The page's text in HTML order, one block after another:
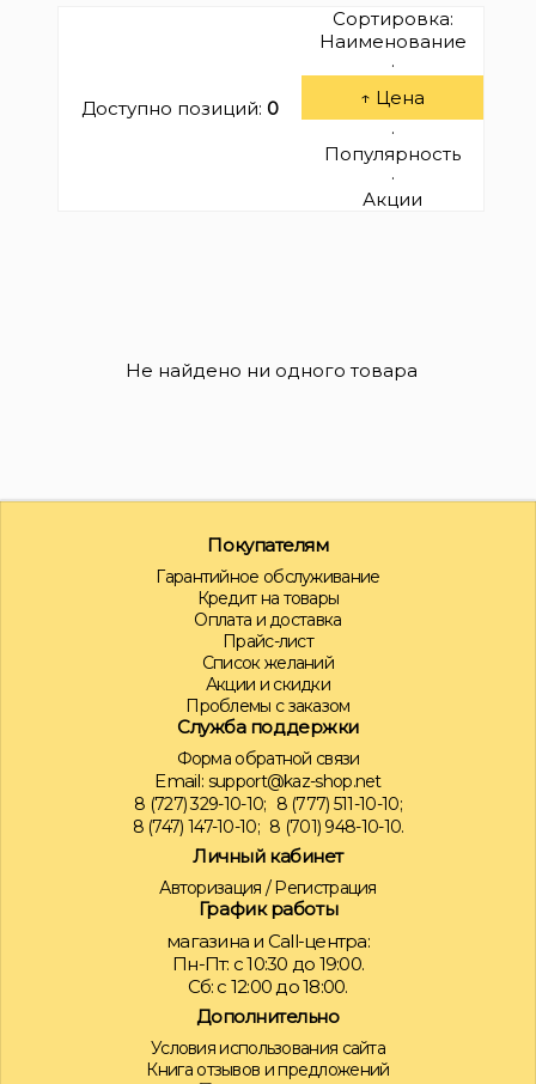
Доступно позиций: 0
Сортировка:
Наименование
·
↑ Цена
·
Популярность
·
Акции
Не найдено ни одного товара
Покупателям
Гарантийное обслуживание
Кредит на товары
Оплата и доставка
Прайс-лист
Список желаний
Акции и скидки
Проблемы с заказом
Служба поддержки
Форма обратной связи
Email: support@kaz-shop.net
8 (727) 329-10-10; 8 (777) 511-10-10;
8 (747) 147-10-10; 8 (701) 948-10-10.
Личный кабинет
Авторизация /Регистрация
График работы
магазина и Call-центра:
Пн-Пт: с 10:30 до 19:00.
Сб: с 12:00 до 18:00.
Дополнительно
Условия использования сайта
Книга отзывов и предложений